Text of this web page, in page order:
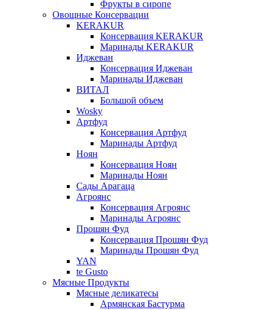
Фрукты в сиропе
Овощные Консервации
KERAKUR
Консервация KERAKUR
Маринады KERAKUR
Иджеван
Консервация Иджеван
Маринады Иджеван
ВИТАЛ
Большой объем
Wosky
Артфуд
Консервация Артфуд
Маринады Артфуд
Ноян
Консервация Ноян
Маринады Ноян
Сады Арагаца
Агроянс
Консервация Агроянс
Маринады Агроянс
Прошян Фуд
Консервация Прошян Фуд
Маринады Прошян Фуд
YAN
te Gusto
Мясные Продукты
Мясные деликатесы
Армянская Бастурма